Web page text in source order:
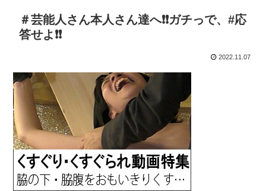
＃芸能人さん本人さん達へ❗❗ガチっで、#応
答せよ❗❗
2022.11.07